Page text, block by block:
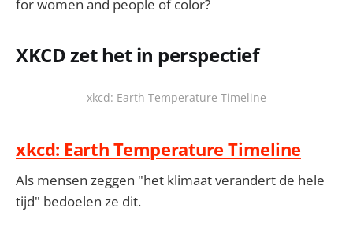
for women and people of color?
XKCD zet het in perspectief
xkcd: Earth Temperature Timeline
xkcd: Earth Temperature Timeline
Als mensen zeggen "het klimaat verandert de hele
tijd" bedoelen ze dit.